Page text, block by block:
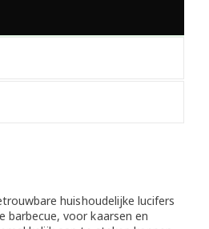
huishoudelijke lucifers
barbecue, voor kaarsen en